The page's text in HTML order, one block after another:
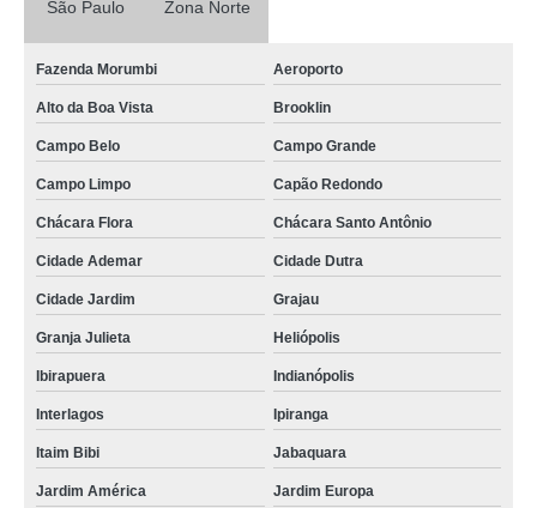
onde encontro filtro hidráulico de sucção Cachoeirinha
filtros hidráulicos distribuidores valores Itapira
procuro por filtro hidráulico de sucção Sacomã
filtro hidráulico retorno Morumbi
distribuidores de filtros hidráulicos valores Mauá
procuro por filtros hidráulicos Jardim Iguatemi
procuro por filtro hidráulico de retorno Parque São Domingos
procuro por filtro hidráulico de sucção Atibaia
filtro hidráulico de pressão Itapecerica da Serra
procuro por filtro óleo hidráulico Itapira
São Paulo Zona Norte
Fazenda Morumbi Aeroporto
Alto da Boa Vista Brooklin
Campo Belo Campo Grande
Campo Limpo Capão Redondo
Chácara Flora Chácara Santo Antônio
Cidade Ademar Cidade Dutra
Cidade Jardim Grajau
Granja Julieta Heliópolis
Ibirapuera Indianópolis
Interlagos Ipiranga
Itaim Bibi Jabaquara
Jardim América Jardim Europa